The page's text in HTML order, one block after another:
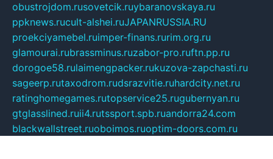
obustrojdom.rusovetcik.ruybaranovskaya.ru
ppknews.rucult-alshei.ruJAPANRUSSIA.RU
proekciyamebel.ruimper-finans.rurim.org.ru
glamourai.rubrassminus.ruzabor-pro.ruftn.pp.ru
dorogoe58.rulaimengpacker.rukuzova-zapchasti.ru
sageerp.rutaxodrom.rudsrazvitie.ruhardcity.net.ru
ratinghomegames.rutopservice25.rugubernyan.ru
gtglasslined.ruii4.rutssport.spb.ruandorra24.com
blackwallstreet.ruoboimos.ruoptim-doors.com.ru